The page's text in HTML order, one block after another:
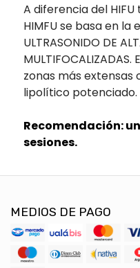
A diferencia del
HIMFU se basa en la
ULTRASONIDO DE
zonas más
lipolítico potenciado.
Recomendación:
sesiones.
MEDIOS DE PAGO